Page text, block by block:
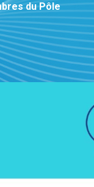
du Pôle